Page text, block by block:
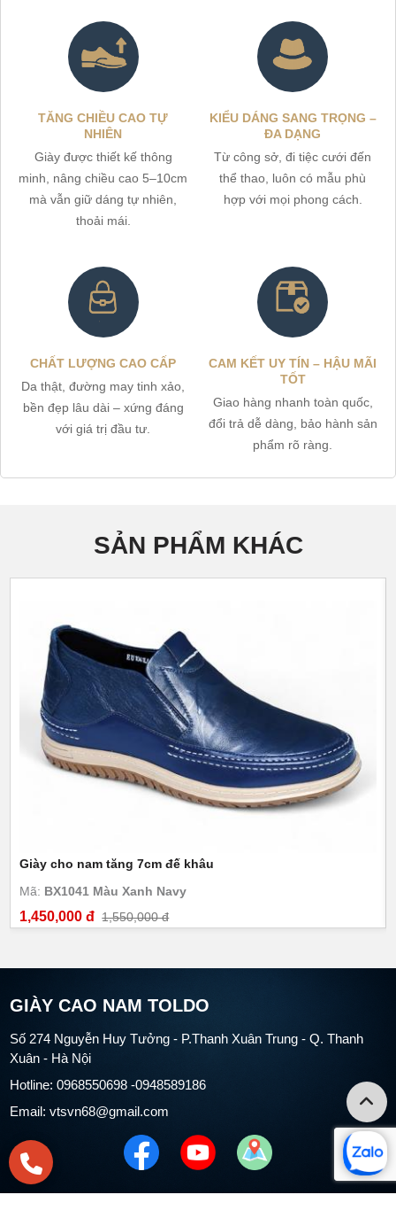
TĂNG CHIỀU CAO TỰ
NHIÊN
Giày được thiết kế thông
minh, nâng chiều cao 5–10cm
mà vẫn giữ dáng tự nhiên,
thoải mái.
KIỂU DÁNG SANG TRỌNG –
ĐA DẠNG
Từ công sở, đi tiệc cưới đến
thể thao, luôn có mẫu phù
hợp với mọi phong cách.
CHẤT LƯỢNG CAO CẤP
Da thật, đường may tinh xảo,
bền đẹp lâu dài – xứng đáng
với giá trị đầu tư.
CAM KẾT UY TÍN – HẬU MÃI
TỐT
Giao hàng nhanh toàn quốc,
đổi trả dễ dàng, bảo hành sản
phẩm rõ ràng.
SẢN PHẨM KHÁC
Giày cho nam tăng 7cm đế khâu
Mã: BX1041 Màu Xanh Navy
1,450,000 đ 1,550,000 đ
GIÀY CAO NAM TOLDO
Số 274 Nguyễn Huy Tưởng - P.Thanh Xuân Trung - Q. Thanh
Xuân - Hà Nội
Hotline: 0968550698 -0948589186
Email: vtsvn68@gmail.com